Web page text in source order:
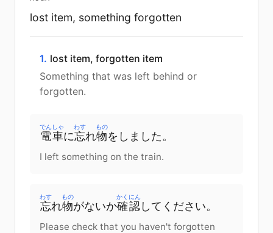
lost item, something forgotten
1. lost item, forgotten item
Something that was left behind or
forgotten.
電車
でんしゃ
に忘
わす
れ物
もの
を しました 。
I left something on the train.
忘
わす
れ物
もの
がないか確認
かくにん
してください。
Please check that you haven't forgotten